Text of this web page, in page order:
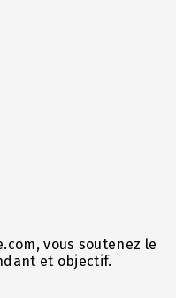
vous soutenez le
et objectif.